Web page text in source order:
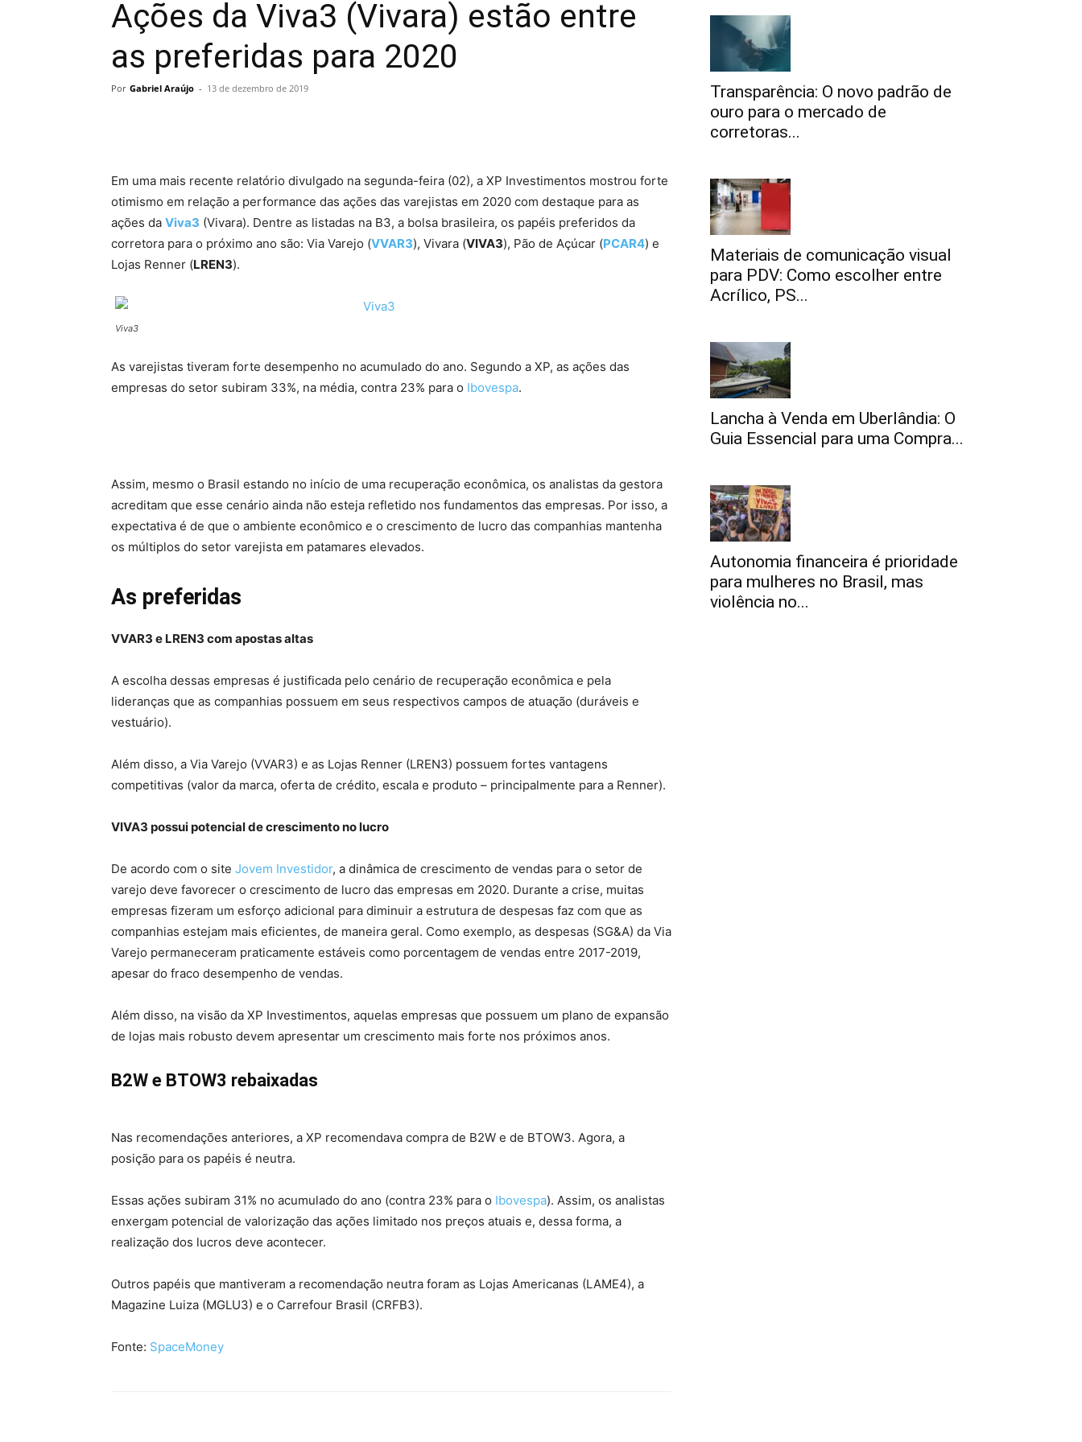
Ações da Viva3 (Vivara) estão entre
as preferidas para 2020
Por Gabriel Araújo - 13 de dezembro de 2019
Em uma mais recente relatório divulgado na segunda-feira (02), a XP Investimentos mostrou forte
otimismo em relação a performance das ações das varejistas em 2020 com destaque para as
ações da Viva3 (Vivara). Dentre as listadas na B3, a bolsa brasileira, os papéis preferidos da
corretora para o próximo ano são: Via Varejo (VVAR3), Vivara (VIVA3), Pão de Açúcar (PCAR4) e
Lojas Renner (LREN3).
Viva3
As varejistas tiveram forte desempenho no acumulado do ano. Segundo a XP, as ações das
empresas do setor subiram 33%, na média, contra 23% para o Ibovespa.
Assim, mesmo o Brasil estando no início de uma recuperação econômica, os analistas da gestora
acreditam que esse cenário ainda não esteja refletido nos fundamentos das empresas. Por isso, a
expectativa é de que o ambiente econômico e o crescimento de lucro das companhias mantenha
os múltiplos do setor varejista em patamares elevados.
As preferidas
VVAR3 e LREN3 com apostas altas
A escolha dessas empresas é justificada pelo cenário de recuperação econômica e pela
lideranças que as companhias possuem em seus respectivos campos de atuação (duráveis e
vestuário).
Além disso, a Via Varejo (VVAR3) e as Lojas Renner (LREN3) possuem fortes vantagens
competitivas (valor da marca, oferta de crédito, escala e produto – principalmente para a Renner).
VIVA3 possui potencial de crescimento no lucro
De acordo com o site Jovem Investidor, a dinâmica de crescimento de vendas para o setor de
varejo deve favorecer o crescimento de lucro das empresas em 2020. Durante a crise, muitas
empresas fizeram um esforço adicional para diminuir a estrutura de despesas faz com que as
companhias estejam mais eficientes, de maneira geral. Como exemplo, as despesas (SG&A) da Via
Varejo permaneceram praticamente estáveis como porcentagem de vendas entre 2017-2019,
apesar do fraco desempenho de vendas.
Além disso, na visão da XP Investimentos, aquelas empresas que possuem um plano de expansão
de lojas mais robusto devem apresentar um crescimento mais forte nos próximos anos.
B2W e BTOW3 rebaixadas
Nas recomendações anteriores, a XP recomendava compra de B2W e de BTOW3. Agora, a
posição para os papéis é neutra.
Essas ações subiram 31% no acumulado do ano (contra 23% para o Ibovespa). Assim, os analistas
enxergam potencial de valorização das ações limitado nos preços atuais e, dessa forma, a
realização dos lucros deve acontecer.
Outros papéis que mantiveram a recomendação neutra foram as Lojas Americanas (LAME4), a
Magazine Luiza (MGLU3) e o Carrefour Brasil (CRFB3).
Fonte: SpaceMoney
Transparência: O novo padrão de
ouro para o mercado de
corretoras...
Materiais de comunicação visual
para PDV: Como escolher entre
Acrílico, PS...
Lancha à Venda em Uberlândia: O
Guia Essencial para uma Compra...
Autonomia financeira é prioridade
para mulheres no Brasil, mas
violência no...